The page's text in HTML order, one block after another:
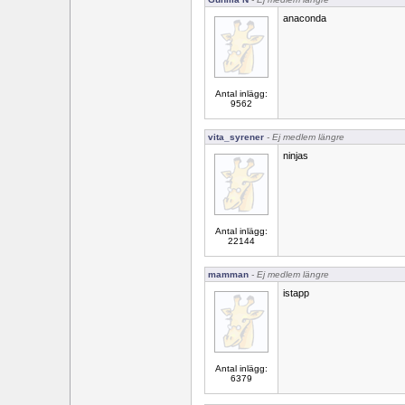
Antal inlägg:
9562
anaconda
vita_syrener - Ej medlem längre
Antal inlägg:
22144
ninjas
mamman - Ej medlem längre
Antal inlägg:
6379
istapp